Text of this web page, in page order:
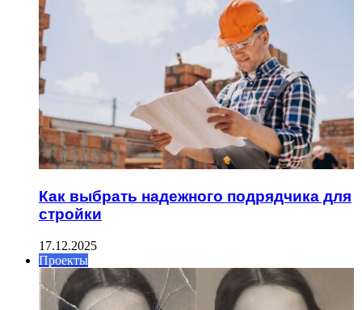
Как выбрать надежного подрядчика для
стройки
17.12.2025
Проекты